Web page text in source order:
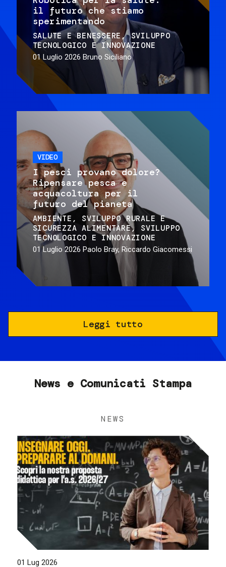
il futuro che stiamo
sperimentando
SALUTE E BENESSERE
SVILUPPO
TECNOLOGICO E INNOVAZIONE
01 Luglio 2026 Bruno Siciliano
VIDEO
I pesci provano dolore?
Ripensare pesca e
acquacoltura per il
futuro del pianeta
AMBIENTE
SVILUPPO RURALE E
SICUREZZA ALIMENTARE
SVILUPPO
TECNOLOGICO E INNOVAZIONE
01 Luglio 2026 Paolo Bray, Riccardo Giacomessi
Leggi tutto
News e Comunicati Stampa
NEWS
01 Lug 2026